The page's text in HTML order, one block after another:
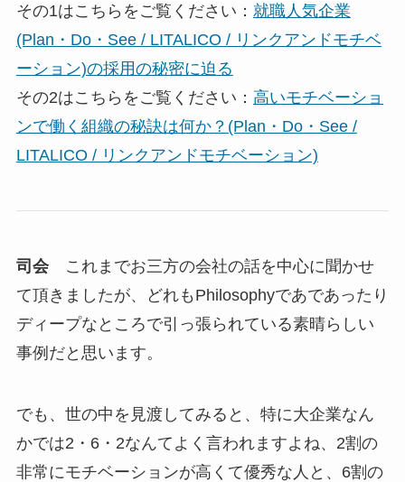
その1はこちらをご覧ください： 就職人気企業
(Plan・Do・See / LITALICO / リンクアンドモチベ
ーション)の採用の秘密に迫る
その2はこちらをご覧ください： 高いモチベーショ
ンで働く組織の秘訣は何か？(Plan・Do・See /
LITALICO / リンクアンドモチベーション)
司会これまでお三方の会社の話を中心に聞かせ
て頂きましたが、どれもPhilosophyであであったり
ディープなところで引っ張られている素晴らしい
事例だと思います。
でも、世の中を見渡してみると、特に大企業なん
かでは2・6・2なんてよく言われますよね、2割の
非常にモチベーションが高くて優秀な人と、6割の